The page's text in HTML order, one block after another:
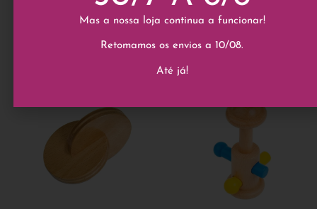
Mas a nossa loja continua a funcionar!
Retomamos os envios a 10/08.
Até já!